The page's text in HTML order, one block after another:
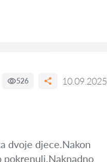
526 10.09.2025
dvoje djece.Nakon
pokrenuli.Naknadno